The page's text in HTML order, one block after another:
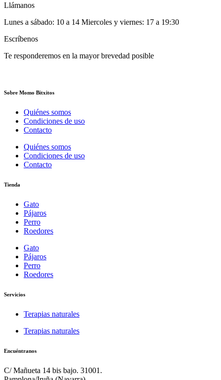
Llámanos
Lunes a sábado: 10 a 14 Miercoles y viernes: 17 a 19:30
Escríbenos
Te responderemos en la mayor brevedad posible
Sobre Momo Bitxitos
Quiénes somos
Condiciones de uso
Contacto
Quiénes somos
Condiciones de uso
Contacto
Tienda
Gato
Pájaros
Perro
Roedores
Gato
Pájaros
Perro
Roedores
Servicios
Terapias naturales
Terapias naturales
Encuéntranos
C/ Mañueta 14 bis bajo. 31001.